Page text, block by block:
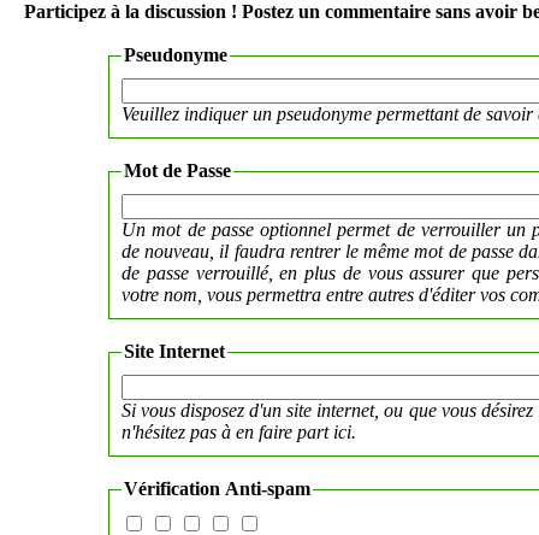
Participez à la discussion ! Postez un commentaire sans avoir
Pseudonyme
Veuillez indiquer un pseudonyme permettant de savoir
Mot de Passe
Un mot de passe optionnel permet de verrouiller un
de nouveau, il faudra rentrer le même mot de passe
de passe verrouillé, en plus de vous assurer que
votre nom, vous permettra entre autres d'éditer vos
Site Internet
Si vous disposez d'un site internet, ou que vous
n'hésitez pas à en faire part ici.
Vérification Anti-spam